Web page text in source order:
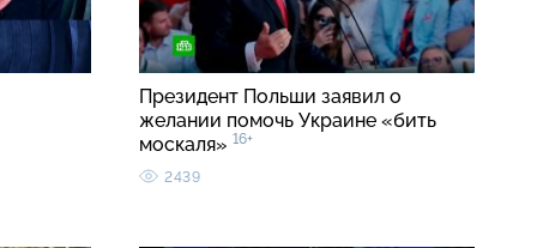
Президент Польши заявил о
желании помочь Украине «бить
москаля» 16+
2439